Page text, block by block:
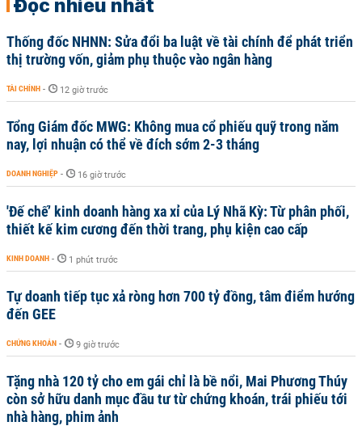
Thống đốc NHNN: Sửa đổi ba luật về tài chính để phát triển
thị trường vốn, giảm phụ thuộc vào ngân hàng
TÀI CHÍNH - 12 giờ trước
Tổng Giám đốc MWG: Không mua cổ phiếu quỹ trong năm
nay, lợi nhuận có thể về đích sớm 2-3 tháng
DOANH NGHIỆP - 16 giờ trước
'Đế chế’ kinh doanh hàng xa xỉ của Lý Nhã Kỳ: Từ phân phối,
thiết kế kim cương đến thời trang, phụ kiện cao cấp
KINH DOANH - 1 phút trước
Tự doanh tiếp tục xả ròng hơn 700 tỷ đồng, tâm điểm hướng
đến GEE
CHỨNG KHOÁN - 9 giờ trước
Tặng nhà 120 tỷ cho em gái chỉ là bề nổi, Mai Phương Thúy
còn sở hữu danh mục đầu tư từ chứng khoán, trái phiếu tới
nhà hàng, phim ảnh